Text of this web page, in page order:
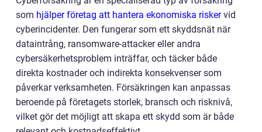
som hjälper företag att hantera ekonomiska riskervid
cyberincidenter. Den fungerar som ett skyddsnät när
dataintrång, ransomware-attacker eller andra
cybersäkerhetsproblem inträffar, och täcker både
direkta kostnader och indirekta konsekvenser som
påverkar verksamheten. Försäkringen kan anpassas
beroende på företagets storlek, bransch och risknivå,
vilket gör det möjligt att skapa ett skydd som är både